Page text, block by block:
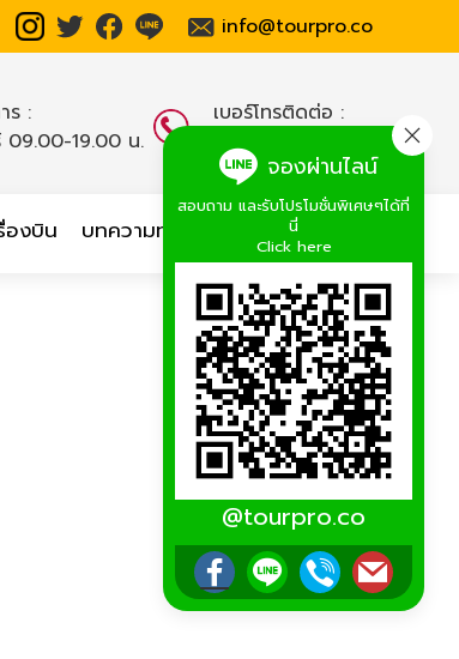
info@tourpro.co
ร :
09.00-19.00 น.
เบอร์โทรติดต่อ :
02-254-9334-8
องบิน บทความท่องเที่ยว เกี่ยวกับเรา
จองผ่านไลน์
สอบถาม และรับโปรโมชั่นพิเศษๆได้ที่
นี่
Click here
@tourpro.co